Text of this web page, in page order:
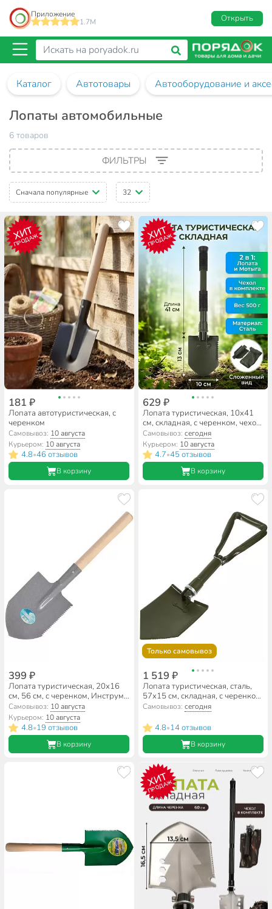
Приложение
1.7M
Открыть
Каталог Автотовары Автооборудование и
Лопаты автомобильные
6 товаров
ФИЛЬТРЫ
Сначала популярные 32
ХИТ
ПРОДАЖ
181 ₽
Лопата автотуристическая, с
черенком
Самовывоз: 10 августа
Курьером: 10 августа
4.8•46 отзывов
В корзину
ХИТ
ПРОДАЖ
629 ₽
Лопата туристическая, 10х41
см, складная, с черенком, чехол,
Y6-1861
Самовывоз: сегодня
Курьером: 10 августа
4.7•45 отзывов
В корзину
399 ₽
Лопата туристическая, 20х16
см, 56 см, с черенком, Инструм-
Агро, 010424
Самовывоз: 10 августа
Курьером: 10 августа
4.8•19 отзывов
В корзину
Только самовывоз
1 519 ₽
Лопата туристическая, сталь,
57х15 см, складная, с черенком,
чехол, T2022-474
Самовывоз: сегодня
4.8•14 отзывов
В корзину
ХИТ
ПРОДАЖ